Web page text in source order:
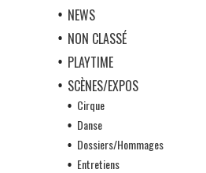
NEWS
NON CLASSÉ
PLAYTIME
SCÈNES/EXPOS
Cirque
Danse
Dossiers/Hommages
Entretiens